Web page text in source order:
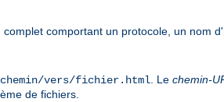
comportant un protocole, un nom
vers/fichier.html . Le chemin-
de fichiers.